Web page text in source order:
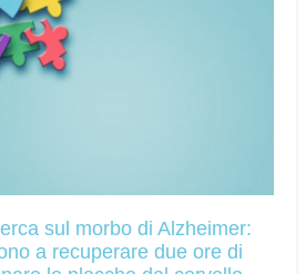
sul morbo di Alzheimer:
a recuperare due ore di